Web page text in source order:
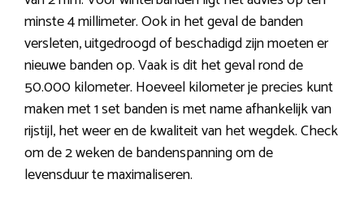
minste 4 millimeter. Ook in het geval de banden
versleten, uitgedroogd of beschadigd zijn moeten er
nieuwe banden op. Vaak is dit het geval rond de
50.000 kilometer. Hoeveel kilometer je precies kunt
maken met 1 set banden is met name afhankelijk van
rijstijl, het weer en de kwaliteit van het wegdek. Check
om de 2 weken de bandenspanning om de
levensduur te maximaliseren.